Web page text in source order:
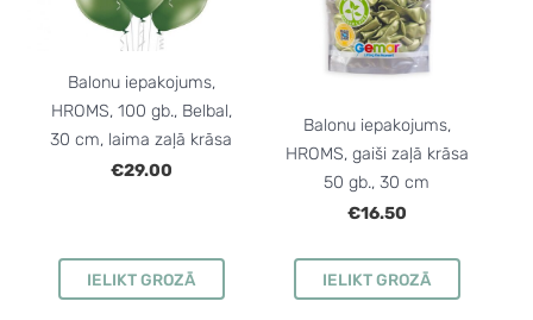
Balonu iepakojums,
HROMS, 100 gb., Belbal,
30 cm, laima zaļā krāsa
€29.00
IELIKT GROZĀ
Balonu iepakojums,
HROMS, gaiši zaļā krāsa
50 gb., 30 cm
€16.50
IELIKT GROZĀ